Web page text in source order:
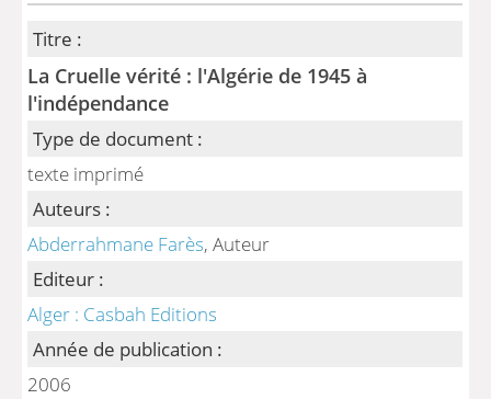
Titre :
La Cruelle vérité : l'Algérie de 1945 à
l'indépendance
Type de document :
texte imprimé
Auteurs :
Abderrahmane Farès, Auteur
Editeur :
Alger : Casbah Editions
Année de publication :
2006